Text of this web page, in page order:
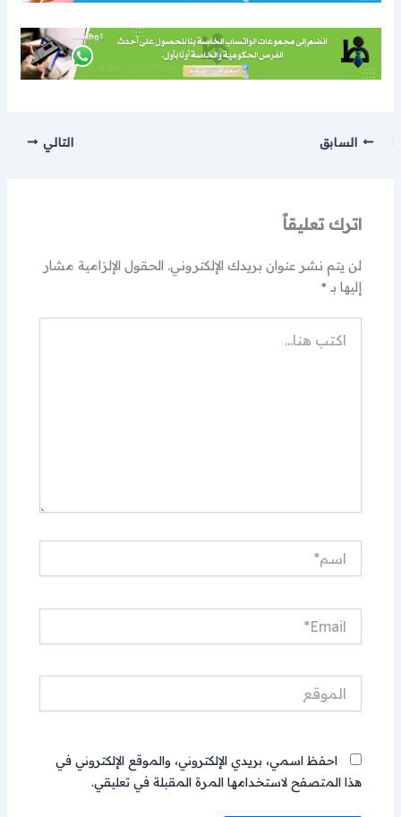
السابق التالي
اترك تعليقاً
لن يتم نشر عنوان بريدك الإلكتروني. الحقول الإلزامية مشار
إليها بـ *
هنا...
Email*
احفظ اسمي، بريدي الإلكتروني، والموقع الإلكتروني في
هذا المتصفح لاستخدامها المرة المقبلة في تعليقي.